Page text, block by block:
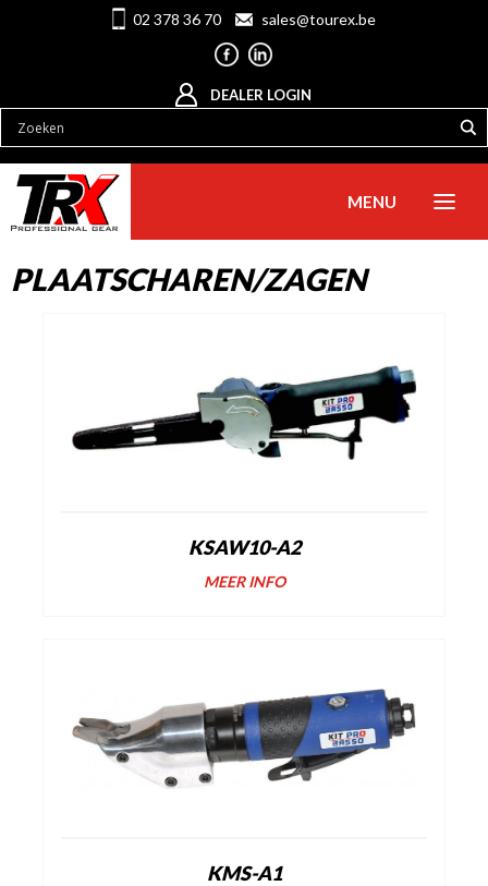
02 378 36 70 sales@tourex.be
DEALER LOGIN
MENU
PLAATSCHAREN/ZAGEN
KSAW10-A2
MEER INFO
KMS-A1